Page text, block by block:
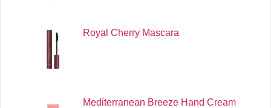
Royal Cherry Mascara
Mediterranean Breeze Hand Cream